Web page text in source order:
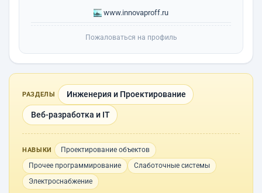
www.innovaproff.ru
Пожаловаться на профиль
РАЗДЕЛЫ Инженерия и Проектирование
Веб-разработка и IT
НАВЫКИ
Проектирование объектов
Прочее программирование
Слаботочные системы
Электроснабжение